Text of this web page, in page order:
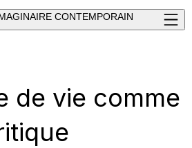
CONTEMPORAIN
de vie comme